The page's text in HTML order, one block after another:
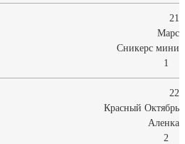
21
Марс
Сникерс мини
1
22
Красный Октябрь
Аленка
2